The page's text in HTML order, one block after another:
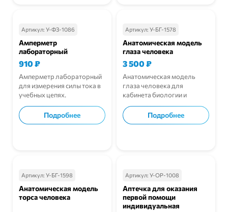
Артикул: У-ФЗ-1086
Амперметр
лабораторный
910₽
Амперметр лабораторный
для измерения силы тока в
учебных цепях.
Подробнее
Артикул: У-БГ-1578
Анатомическая модель
глаза человека
3 500₽
Анатомическая модель
глаза человека для
кабинета биологии и
Подробнее
Артикул: У-БГ-1598
Анатомическая модель
торса человека
Артикул: У-ОР-1008
Аптечка для оказания
первой помощи
индивидуальная